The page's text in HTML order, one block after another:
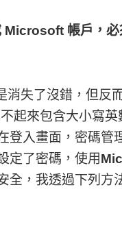
Microsoft 帳戶，必
消失了沒錯，但反
起來包含大小寫英
登入畫面，密碼管
定了密碼，使用
全，我透過下列方